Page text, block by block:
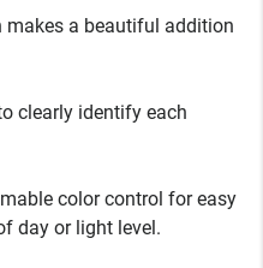
makes a beautiful addition
clearly identify each
color control for easy
day or light level.